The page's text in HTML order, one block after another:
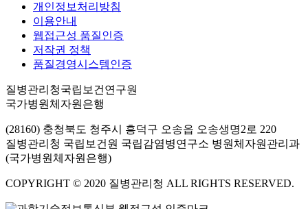
개인정보처리방침
이용안내
웹접근성 품질인증
저작권 정책
품질경영시스템인증
질병관리청국립보건연구원
국가병원체자원은행
(28160) 충청북도 청주시 흥덕구 오송읍 오송생명2로 220
질병관리청 국립보건원 국립감염병연구소 병원체자원관리과
(국가병원체자원은행)
COPYRIGHT © 2020 질병관리청 ALL RIGHTS RESERVED.